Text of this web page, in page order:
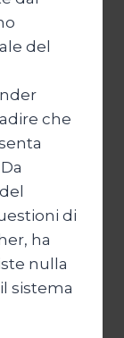
del
che
di
ha
nulla
sistema